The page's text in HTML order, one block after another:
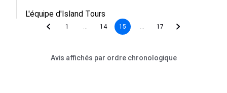
1 14 15 17
Avis affichés par ordre chronologique